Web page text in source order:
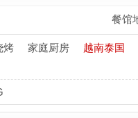
餐馆
烤 家庭厨房
越南泰国